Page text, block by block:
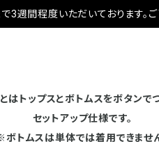
3週間程度いただいております。ご
はトップスとボトムスをボタンで
セットアップ仕様です。
ボトムスは単体では着用できません